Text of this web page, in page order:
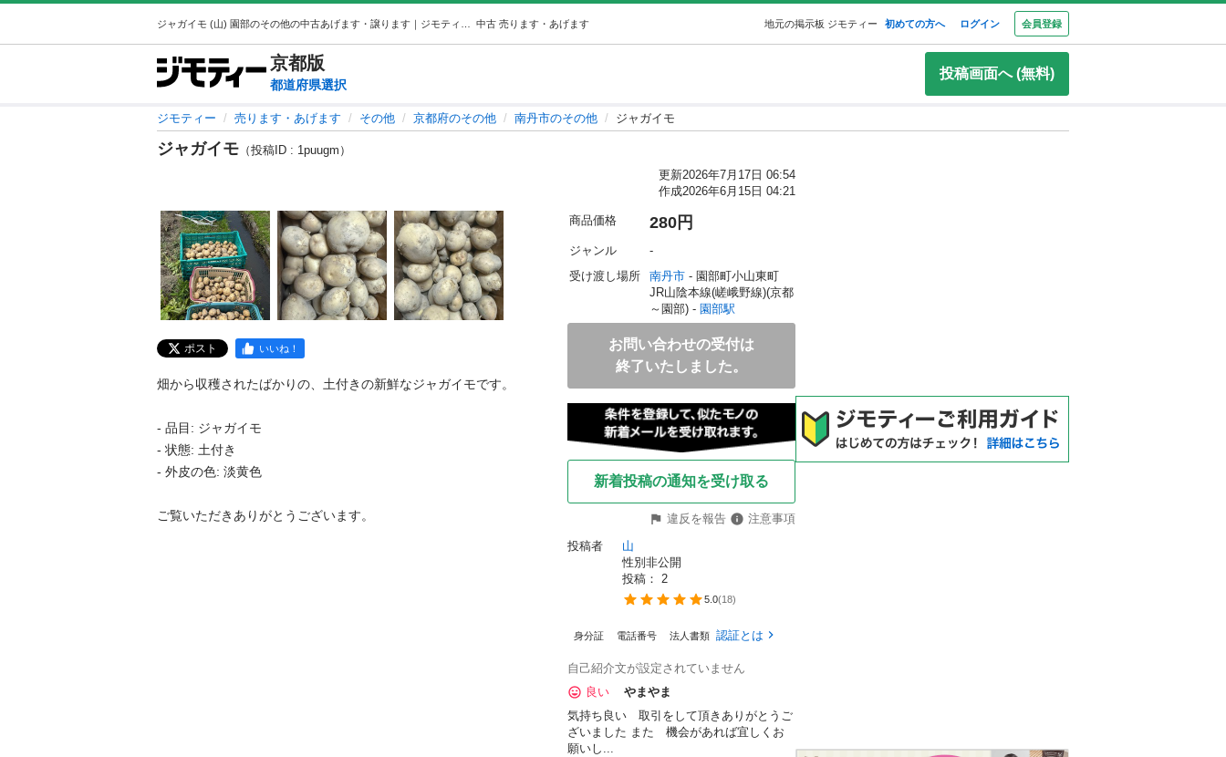
中古 売ります・あげます 地元の掲示板 ジモティー 初めての方へ ログイン 会員登録
京都版
都道府県選択
投稿画面へ (無料)
ジモティー 売ります・あげます その他 京都府のその他 南丹市のその他 ジャガイモ
ジャガイモ （投稿ID : 1puugm）
更新2026年7月17日 06:54
作成2026年6月15日 04:21
ポスト いいね！
畑から収穫されたばかりの、土付きの新鮮なジャガイモです。
- 品目: ジャガイモ
- 状態: 土付き
- 外皮の色: 淡黄色
ご覧いただきありがとうございます。
商品価格 280円
ジャンル
-
受け渡し場所
南丹市 - 園部町小山東町
JR山陰本線(嵯峨野線)(京都
～園部) - 園部駅
お問い合わせの受付は
終了いたしました。
新着投稿の通知を受け取る
違反を報告
注意事項
投稿者
山
性別非公開
投稿： 2
5.0(18)
身分証 電話番号 法人書類 認証とは
自己紹介文が設定されていません
良い
やまやま
気持ち良い 取引をして頂きありがとうご
ざいました また 機会があれば宜しくお
願いし...